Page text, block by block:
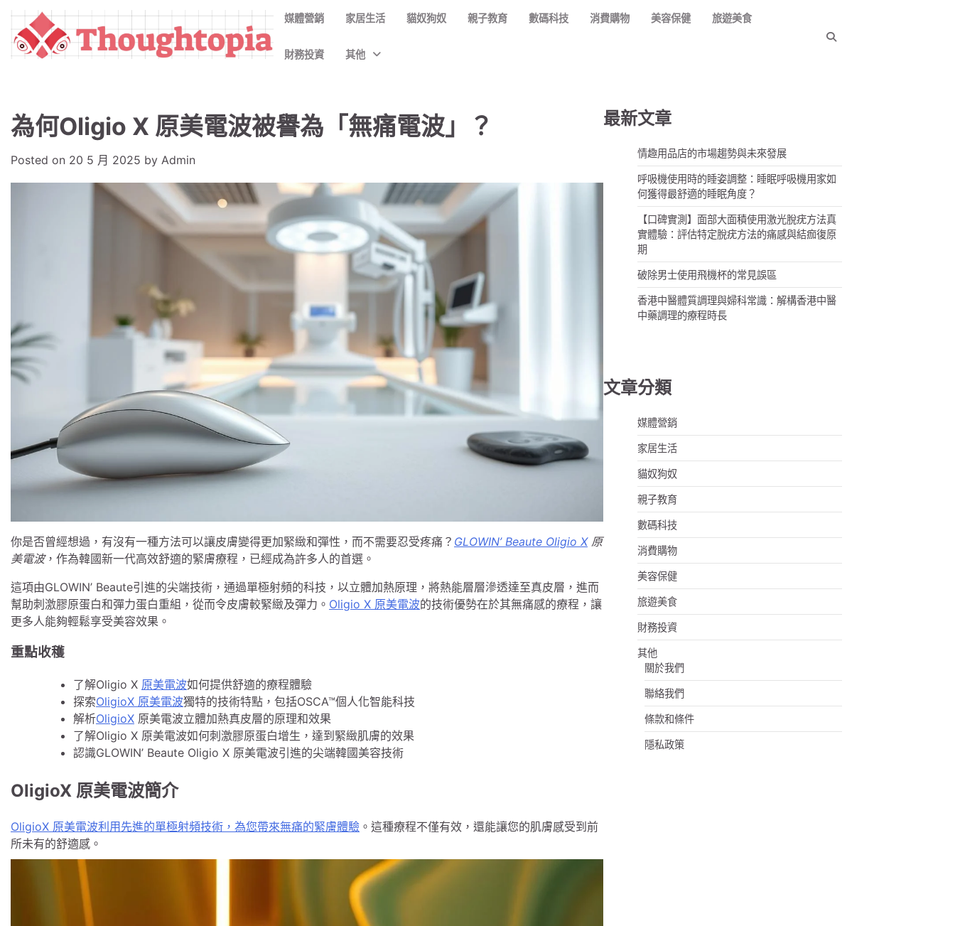
content
媒體營銷 家居生活 貓奴狗奴 親子教育 數碼科技 消費購物 美容保健 旅遊美食
財務投資 其他
為何Oligio X 原美電波被譽為「無痛電波」？
Posted on 20 5 月 2025 by Admin
你是否曾經想過，有沒有一種方法可以讓皮膚變得更加緊緻和彈性，而不需要忍受疼痛？ GLOWIN’ Beaute Oligio X原
美電波，作為韓國新一代高效舒適的緊膚療程，已經成為許多人的首選。
這項由GLOWIN’ Beaute引進的尖端技術，通過單極射頻的科技，以立體加熱原理，將熱能層層滲透達至真皮層，進而
幫助刺激膠原蛋白和彈力蛋白重組，從而令皮膚較緊緻及彈力。 Oligio X 原美電波的技術優勢在於其無痛感的療程，讓
更多人能夠輕鬆享受美容效果。
重點收穫
了解Oligio X 原美電波如何提供舒適的療程體驗
探索OligioX 原美電波獨特的技術特點，包括OSCA™個人化智能科技
解析OligioX 原美電波立體加熱真皮層的原理和效果
了解Oligio X 原美電波如何刺激膠原蛋白增生，達到緊緻肌膚的效果
認識GLOWIN’ Beaute Oligio X 原美電波引進的尖端韓國美容技術
OligioX 原美電波簡介
OligioX 原美電波利用先進的單極射頻技術，為您帶來無痛的緊膚體驗 。這種療程不僅有效，還能讓您的肌膚感受到前
所未有的舒適感。
最新文章
情趣用品店的市場趨勢與未來發展
呼吸機使用時的睡姿調整：睡眠呼吸機用家如
何獲得最舒適的睡眠角度？
【口碑實測】面部大面積使用激光脫疣方法真
實體驗：評估特定脫疣方法的痛感與結痂復原
期
破除男士使用飛機杯的常見誤區
香港中醫體質調理與婦科常識：解構香港中醫
中藥調理的療程時長
文章分類
媒體營銷
家居生活
貓奴狗奴
親子教育
數碼科技
消費購物
美容保健
旅遊美食
財務投資
其他
關於我們
聯絡我們
條款和條件
隱私政策